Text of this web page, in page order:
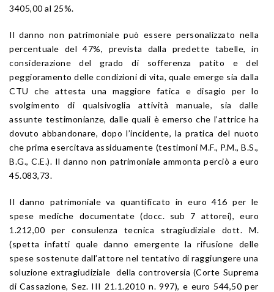
3405,00 al 25%.
Il danno non patrimoniale può essere personalizzato nella
percentuale del 47%, prevista dalla predette tabelle, in
considerazione del grado di sofferenza patito e del
peggioramento delle condizioni di vita, quale emerge sia dalla
CTU che attesta una maggiore fatica e disagio per lo
svolgimento di qualsivoglia attività manuale, sia dalle
assunte testimonianze, dalle quali è emerso che l’attrice ha
dovuto abbandonare, dopo l’incidente, la pratica del nuoto
che prima esercitava assiduamente (testimoni M.F., P.M., B.S.,
B.G., C.E.). Il danno non patrimoniale ammonta perciò a euro
45.083,73.
Il danno patrimoniale va quantificato in euro 416 per le
spese mediche documentate (docc. sub 7 attorei), euro
1.212,00 per consulenza tecnica stragiudiziale dott. M.
(spetta infatti quale danno emergente la rifusione delle
spese sostenute dall’attore nel tentativo di raggiungere una
soluzione extragiudiziale della controversia (Corte Suprema
di Cassazione, Sez. III 21.1.2010 n. 997), e euro 544,50 per